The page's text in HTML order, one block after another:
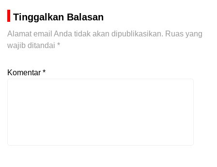
Tinggalkan Balasan
Alamat email Anda tidak akan dipublikasikan. Ruas yang
wajib ditandai *
Komentar *